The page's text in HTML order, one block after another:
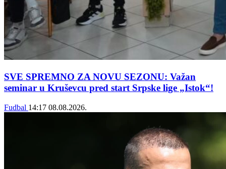
SVE SPREMNO ZA NOVU SEZONU: Važan
seminar u Kruševcu pred start Srpske lige „Istok“!
Fudbal 14:17 08.08.2026.